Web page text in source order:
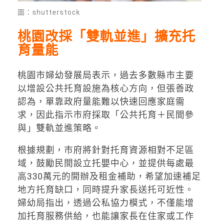
圖：shutterstock
桃園改採「雙軌並進」擴充托
育量能
桃園市婦幼發展局表示，過去多數縣市主要
以增設公共托育設施為核心方向，但張善政
認為，單靠政府量能難以快速回應家庭需
求，因此指示市府採取「公共托育＋民間參
與」雙軌並進策略。
根據規劃，市府將針對托育資源相對不足區
域，鼓勵民間設立托嬰中心，並提供每處最
高330萬元的開辦及租金補助，希望加速補足
地方托育缺口，同時提升家長送托可近性。
婦幼局指出，透過公私協力模式，不僅能增
加托育服務供給，也能讓家長在住家或工作